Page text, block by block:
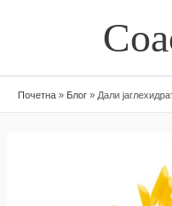
Почетна » Блог » Дали